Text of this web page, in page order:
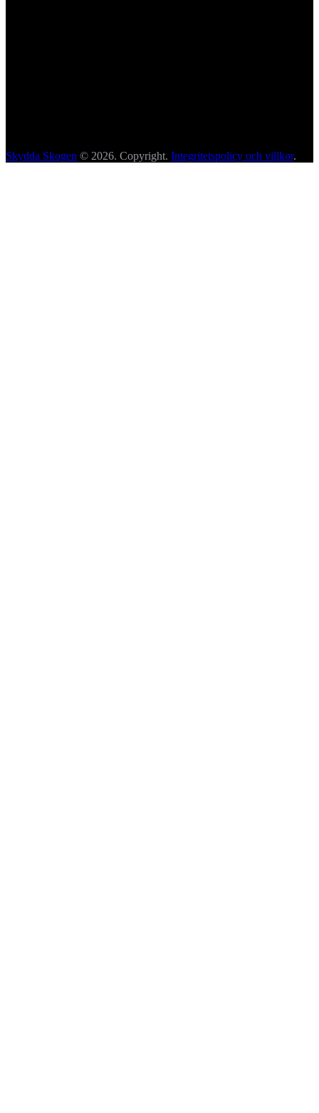
Skydda Skogen © 2026. Copyright. Integritetspolicy och villkor.